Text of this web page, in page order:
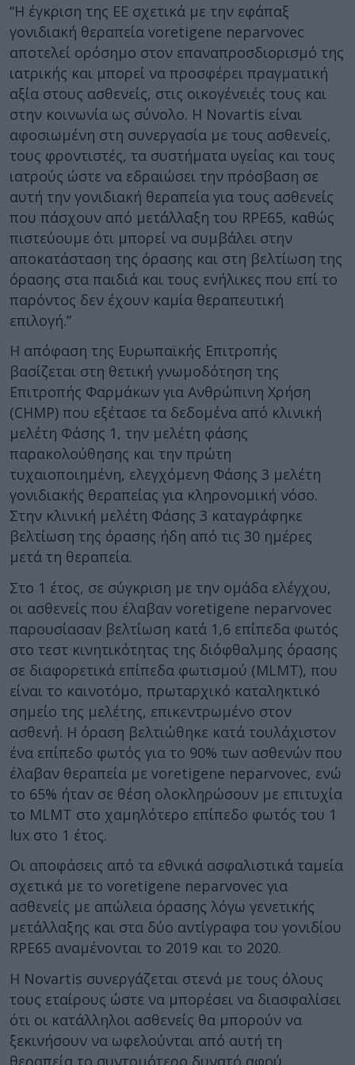
“Η έγκριση της ΕΕ σχετικά με την εφάπαξ
γονιδιακή θεραπεία voretigene neparvovec
αποτελεί ορόσημο στον επαναπροσδιορισμό της
ιατρικής και μπορεί να προσφέρει πραγματική
αξία στους ασθενείς, στις οικογένειές τους και
στην κοινωνία ως σύνολο. Η Novartis είναι
αφοσιωμένη στη συνεργασία με τους ασθενείς,
τους φροντιστές, τα συστήματα υγείας και τους
ιατρούς ώστε να εδραιώσει την πρόσβαση σε
αυτή την γονιδιακή θεραπεία για τους ασθενείς
που πάσχουν από μετάλλαξη του RPE65, καθώς
πιστεύουμε ότι μπορεί να συμβάλει στην
αποκατάσταση της όρασης και στη βελτίωση της
όρασης στα παιδιά και τους ενήλικες που επί το
παρόντος δεν έχουν καμία θεραπευτική
επιλογή.”
Η απόφαση της Ευρωπαϊκής Επιτροπής
βασίζεται στη θετική γνωμοδότηση της
Επιτροπής Φαρμάκων για Ανθρώπινη Χρήση
(CHMP) που εξέτασε τα δεδομένα από κλινική
μελέτη Φάσης 1, την μελέτη φάσης
παρακολούθησης και την πρώτη
τυχαιοποιημένη, ελεγχόμενη Φάσης 3 μελέτη
γονιδιακής θεραπείας για κληρονομική νόσο.
Στην κλινική μελέτη Φάσης 3 καταγράφηκε
βελτίωση της όρασης ήδη από τις 30 ημέρες
μετά τη θεραπεία.
Στο 1 έτος, σε σύγκριση με την ομάδα ελέγχου,
οι ασθενείς που έλαβαν voretigene neparvovec
παρουσίασαν βελτίωση κατά 1,6 επίπεδα φωτός
στο τεστ κινητικότητας της διόφθαλμης όρασης
σε διαφορετικά επίπεδα φωτισμού (MLMT), που
είναι το καινοτόμο, πρωταρχικό καταληκτικό
σημείο της μελέτης, επικεντρωμένο στον
ασθενή. Η όραση βελτιώθηκε κατά τουλάχιστον
ένα επίπεδο φωτός για το 90% των ασθενών που
έλαβαν θεραπεία με voretigene neparvovec, ενώ
το 65% ήταν σε θέση ολοκληρώσουν με επιτυχία
το MLMT στο χαμηλότερο επίπεδο φωτός του 1
lux στο 1 έτος.
Οι αποφάσεις από τα εθνικά ασφαλιστικά ταμεία
σχετικά με το voretigene neparvovec για
ασθενείς με απώλεια όρασης λόγω γενετικής
μετάλλαξης και στα δύο αντίγραφα του γονιδίου
RPE65 αναμένονται το 2019 και το 2020.
Η Novartis συνεργάζεται στενά με τους όλους
τους εταίρους ώστε να μπορέσει να διασφαλίσει
ότι οι κατάλληλοι ασθενείς θα μπορούν να
ξεκινήσουν να ωφελούνται από αυτή τη
θεραπεία το συντομότερο δυνατό αφού